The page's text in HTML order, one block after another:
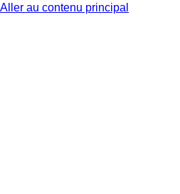
Aller au contenu principal